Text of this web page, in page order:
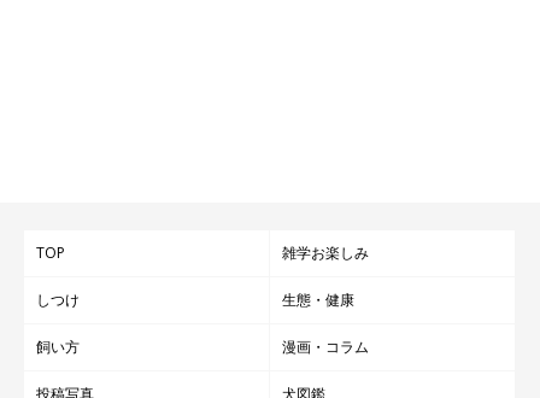
TOP 雑学お楽しみ
しつけ 生態・健康
飼い方 漫画・コラム
投稿写真 犬図鑑